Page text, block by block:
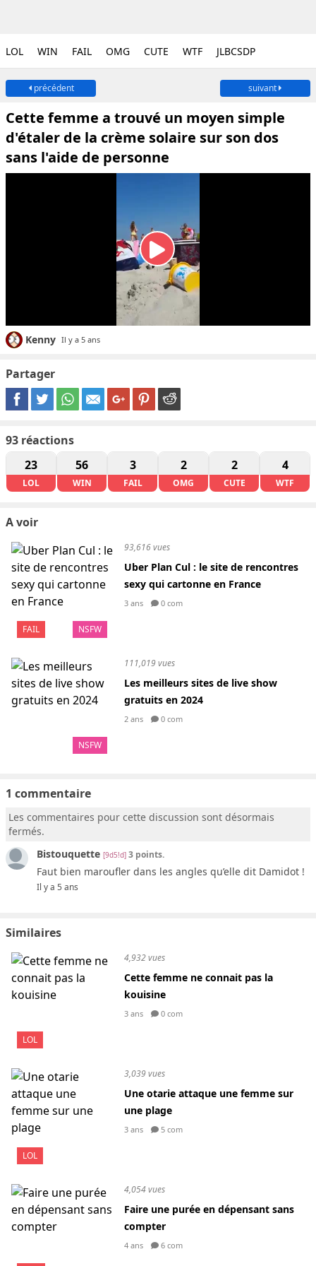
LOL WIN FAIL OMG CUTE WTF JLBCSDP
précédent suivant
Cette femme a trouvé un moyen simple
d'étaler de la crème solaire sur son dos
sans l'aide de personne
Kenny Il y a 5 ans
Partager
93 réactions
23
LOL
56
WIN
3
FAIL
2
OMG
2
CUTE
4
WTF
A voir
FAIL NSFW
93,616 vues
Uber Plan Cul : le site de rencontres
sexy qui cartonne en France
3 ans 0 com
NSFW
111,019 vues
Les meilleurs sites de live show
gratuits en 2024
2 ans 0 com
1 commentaire
Les commentaires pour cette discussion sont désormais
fermés.
Bistouquette [9d5!d] 3 points.
Faut bien maroufler dans les angles qu’elle dit Damidot !
Il y a 5 ans
Similaires
LOL
4,932 vues
Cette femme ne connait pas la
kouisine
3 ans 0 com
LOL
3,039 vues
Une otarie attaque une femme sur
une plage
3 ans 5 com
4,054 vues
Faire une purée en dépensant sans
compter
4 ans 6 com